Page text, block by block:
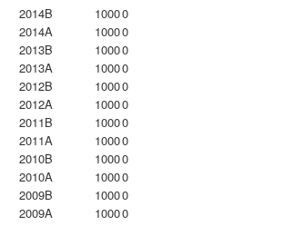
2014B
10000
2014A
10000
2013B
10000
2013A
10000
2012B
10000
2012A
10000
2011B
10000
2011A
10000
2010B
10000
2010A
10000
2009B
10000
2009A
10000